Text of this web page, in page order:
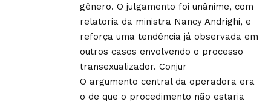
gênero. O julgamento foi unânime, com
relatoria da ministra Nancy Andrighi, e
reforça uma tendência já observada em
outros casos envolvendo o processo
transexualizador. Conjur
O argumento central da operadora era
o de que o procedimento não estaria